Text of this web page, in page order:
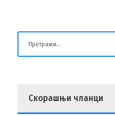
Скорашњи чланци